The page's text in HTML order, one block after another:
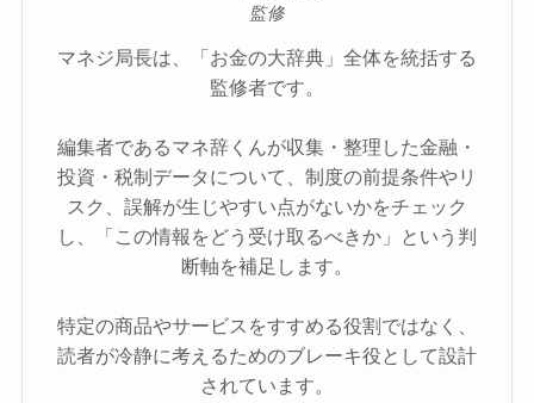
監修
マネジ局長は、「お金の大辞典」全体を統括する
監修者です。
編集者であるマネ辞くんが収集・整理した金融・
投資・税制データについて、制度の前提条件やリ
スク、誤解が生じやすい点がないかをチェック
し、「この情報をどう受け取るべきか」という判
断軸を補足します。
特定の商品やサービスをすすめる役割ではなく、
読者が冷静に考えるためのブレーキ役として設計
されています。